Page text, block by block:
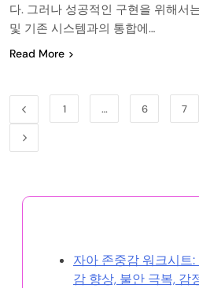
다. 그러나 성공적인 구현을 위해서
및 기존 시스템과의 통합에…
Read More
1 … 6 7
자아 존중감 워크시트:
감 향상, 불안 극복, 감